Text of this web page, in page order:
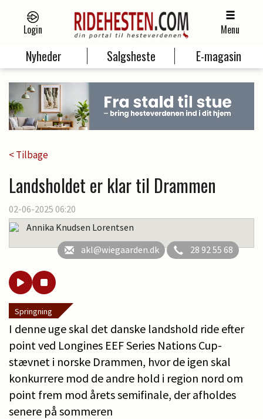
Login Menu
Nyheder Salgsheste E-magasin
< Tilbage
Landsholdet er klar til Drammen
02-06-2025 06:20
Annika Knudsen Lorentsen
akl@wiegaarden.dk
28 92 55 68
Springning
I denne uge skal det danske landshold ride efter
point ved Longines EEF Series Nations Cup-
stævnet i norske Drammen, hvor de igen skal
konkurrere mod de andre hold i region nord om
point frem mod årets semifinale, der afholdes
senere på sommeren